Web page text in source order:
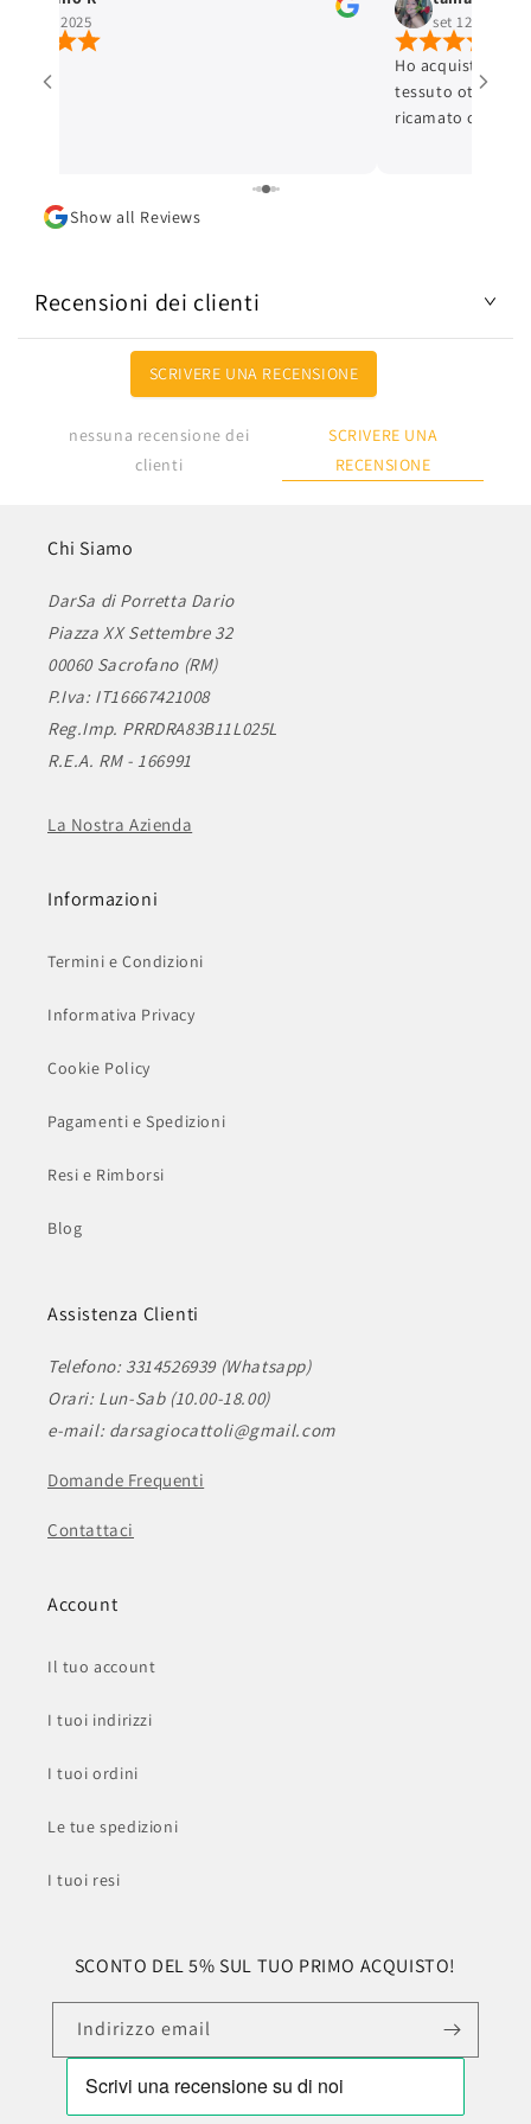
ott 4, 2025 set 12, 2025
Ho acquistato
tessuto ottimo e
ricamato con
Show all Reviews
Recensioni dei clienti
SCRIVERE UNA RECENSIONE
nessuna recensione dei
clienti
SCRIVERE UNA
RECENSIONE
Chi Siamo
DarSa di Porretta Dario
Piazza XX Settembre 32
00060 Sacrofano (RM)
P.Iva: IT16667421008
Reg.Imp. PRRDRA83B11L025L
R.E.A. RM - 166991
La Nostra Azienda
Informazioni
Termini e Condizioni
Informativa Privacy
Cookie Policy
Pagamenti e Spedizioni
Resi e Rimborsi
Blog
Assistenza Clienti
Telefono: 3314526939 (Whatsapp)
Orari: Lun-Sab (10.00-18.00)
e-mail: darsagiocattoli@gmail.com
Domande Frequenti
Contattaci
Account
Il tuo account
I tuoi indirizzi
I tuoi ordini
Le tue spedizioni
I tuoi resi
SCONTO DEL 5% SUL TUO PRIMO ACQUISTO!
Indirizzo email